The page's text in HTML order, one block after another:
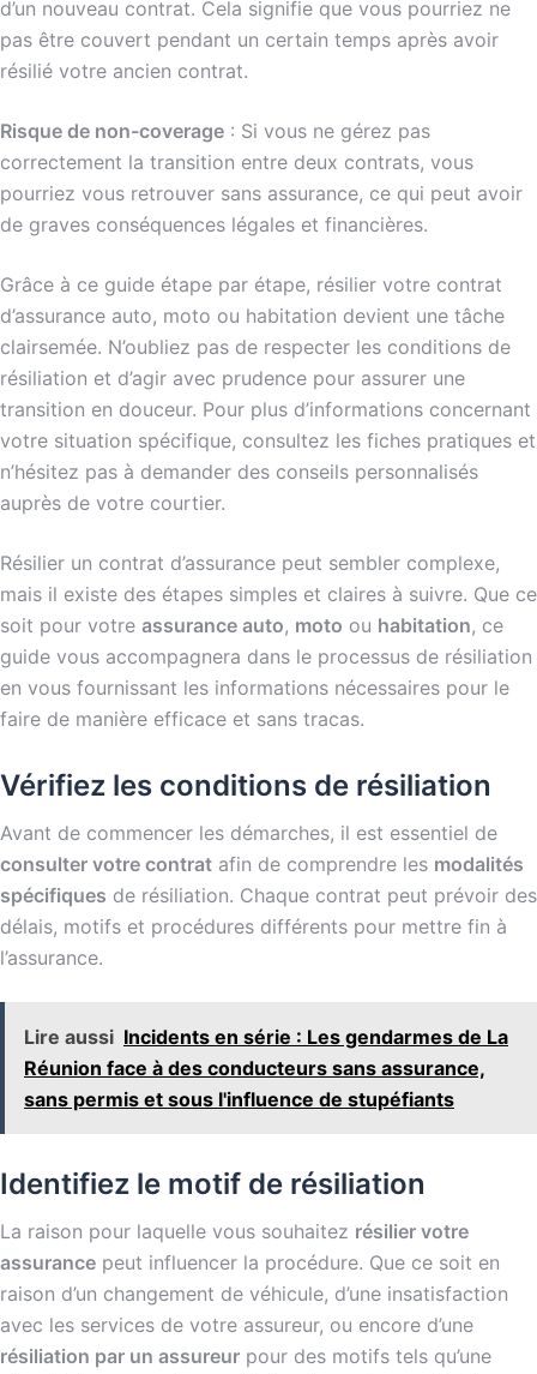
d’un nouveau contrat. Cela signifie que vous pourriez ne
pas être couvert pendant un certain temps après avoir
résilié votre ancien contrat.
Risque de non-coverage : Si vous ne gérez pas
correctement la transition entre deux contrats, vous
pourriez vous retrouver sans assurance, ce qui peut avoir
de graves conséquences légales et financières.
Grâce à ce guide étape par étape, résilier votre contrat
d’assurance auto, moto ou habitation devient une tâche
clairsemée. N’oubliez pas de respecter les conditions de
résiliation et d’agir avec prudence pour assurer une
transition en douceur. Pour plus d’informations concernant
votre situation spécifique, consultez les fiches pratiques et
n’hésitez pas à demander des conseils personnalisés
auprès de votre courtier.
Résilier un contrat d’assurance peut sembler complexe,
mais il existe des étapes simples et claires à suivre. Que ce
soit pour votre assurance auto, moto ou habitation, ce
guide vous accompagnera dans le processus de résiliation
en vous fournissant les informations nécessaires pour le
faire de manière efficace et sans tracas.
Vérifiez les conditions de résiliation
Avant de commencer les démarches, il est essentiel de
consulter votre contrat afin de comprendre les modalités
spécifiques de résiliation. Chaque contrat peut prévoir des
délais, motifs et procédures différents pour mettre fin à
l’assurance.
Lire aussi Incidents en série : Les gendarmes de La
Réunion face à des conducteurs sans assurance,
sans permis et sous l'influence de stupéfiants
Identifiez le motif de résiliation
La raison pour laquelle vous souhaitez résilier votre
assurance peut influencer la procédure. Que ce soit en
raison d’un changement de véhicule, d’une insatisfaction
avec les services de votre assureur, ou encore d’une
résiliation par un assureur pour des motifs tels qu’une